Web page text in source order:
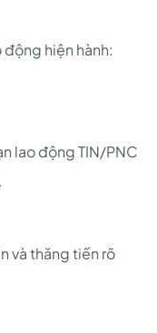
hiện hành:
lao động TIN/PNC
và thăng tiến rõ